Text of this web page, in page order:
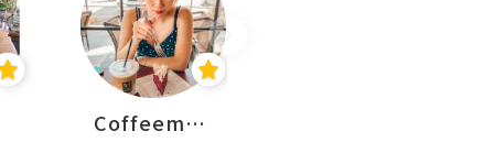
Coffeemeetjojo